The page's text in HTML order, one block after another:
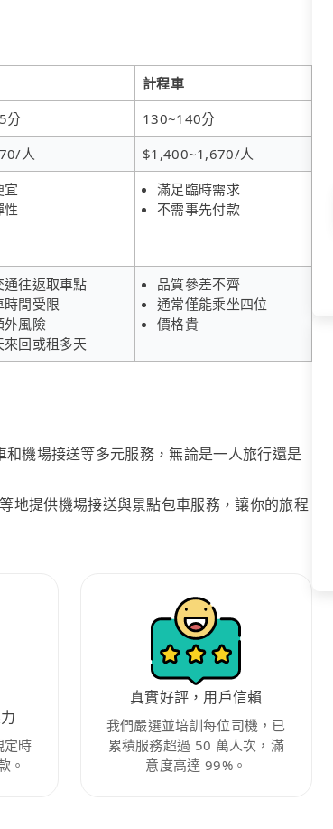
計程車
分
130~140分
人
$1,400~1,670/人
宜
性
滿足臨時需求
不需事先付款
通往返取車點
時間受限
外風險
來回或租多天
品質參差不齊
通常僅能乘坐四位
價格貴
機場接送等多元服務，無論是一人旅行還是
地提供機場接送與景點包車服務，讓你的旅程
定時
。
真實好評，用戶信賴
我們嚴選並培訓每位司機，已
累積服務超過 50 萬人次，滿
意度高達 99%。